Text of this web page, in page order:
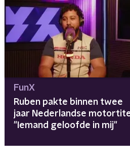
FunX
Ruben pakte binnen twee
jaar Nederlandse
"Iemand geloofde in mij"